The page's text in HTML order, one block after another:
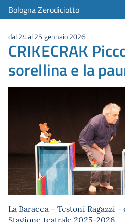
Bologna Zerodiciotto
dal 24 al 25 gennaio 2026
CRIKECRAK
sorellina e la
La Baracca – Testoni Ragazzi
Stagione teatrale 2025-2026